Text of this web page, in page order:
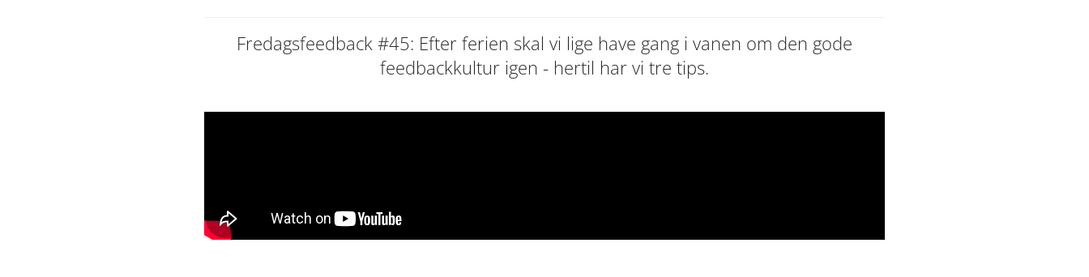
Fredagsfeedback #45: Efter ferien skal vi lige have gang i vanen om den gode
feedbackkultur igen - hertil har vi tre tips.